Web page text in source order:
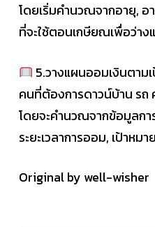
โดยเริ่มคำนวณจากอายุ, อ
ที่จะใช้ตอนเกษียณเพื่อว่า
5.วางแผนออมเงินตาม
คนที่ต้องการดาวน์บ้าน ร
โดยจะคำนวณจากข้อมูลกา
ระยะเวลาการออม, เป้าห
Original by well-wisher